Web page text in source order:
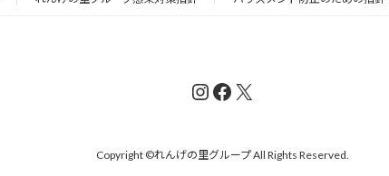
Instagram
Facebook
X
Copyright ©れんげの里グループ All Rights Reserved.